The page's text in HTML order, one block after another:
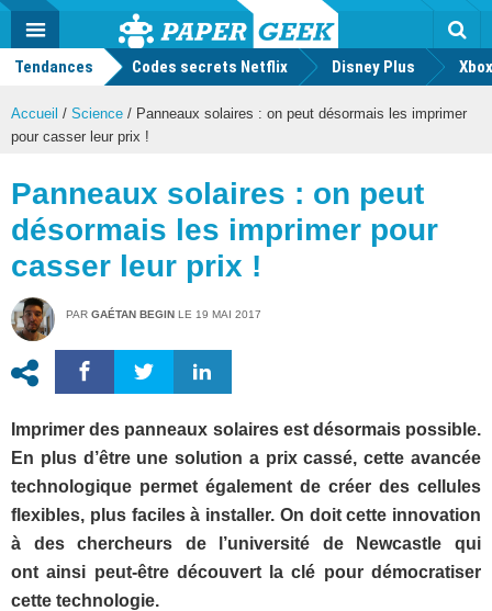
Actu
geek
MENU
Tendances Codes secrets Netflix Disney Plus
Accueil / Science / Panneaux solaires : on peut désormais les imprimer
pour casser leur prix !
Panneaux solaires : on peut
désormais les imprimer pour
casser leur prix !
PAR GAÉTAN BEGIN LE 19 MAI 2017
Imprimer des panneaux solaires est désormais possible.
En plus d’être une solution a prix cassé, cette avancée
technologique permet également de créer des cellules
flexibles, plus faciles à installer. On doit cette innovation
à des chercheurs de l’université de Newcastle qui
ont ainsi peut-être découvert la clé pour démocratiser
cette technologie.
Mode
FacebookTwitter Youtube